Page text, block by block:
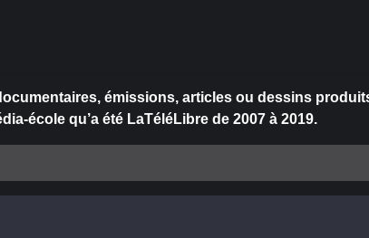
émissions, articles ou dessins
école qu’a été LaTéléLibre de 2007 à 2019.